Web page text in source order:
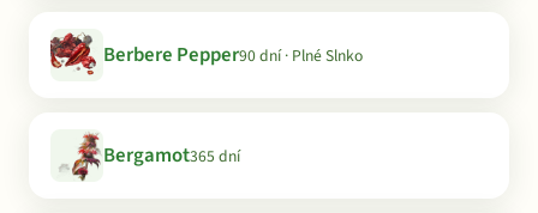
Berbere Pepper90 dní · Plné Slnko
Bergamot365 dní